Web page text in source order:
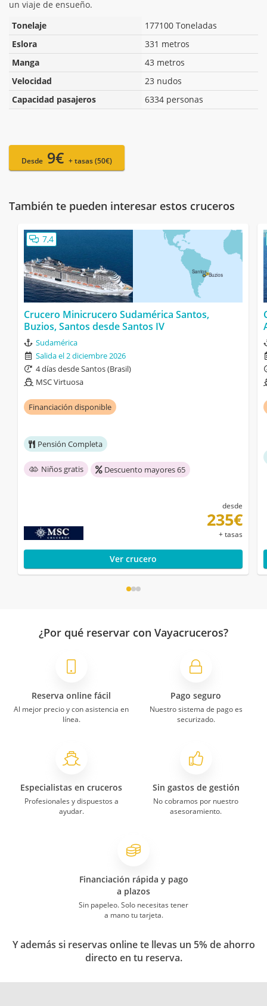
un viaje de ensueño.
Tonelaje
177100 Toneladas
Eslora
331 metros
Manga
43 metros
Velocidad
23 nudos
Capacidad pasajeros
6334 personas
Desde 9€ + tasas (50€)
También te pueden interesar estos cruceros
7,4
Crucero Minicrucero Sudamérica Santos,
Buzios, Santos desde Santos IV
Sudamérica
Salida el 2 diciembre 2026
4 días desde Santos (Brasil)
MSC Virtuosa
Financiación disponible
Pensión Completa
Niños gratis Descuento mayores 65
desde
235€
+ tasas
Ver crucero
¿Por qué reservar con Vayacruceros?
Reserva online fácil
Al mejor precio y con asistencia en
línea.
Pago seguro
Nuestro sistema de pago es
securizado.
Especialistas en cruceros
Profesionales y dispuestos a
ayudar.
Sin gastos de gestión
No cobramos por nuestro
asesoramiento.
Financiación rápida y pago
a plazos
Sin papeleo. Solo necesitas tener
a mano tu tarjeta.
Y además si reservas online te llevas un 5% de ahorro
directo en tu reserva.